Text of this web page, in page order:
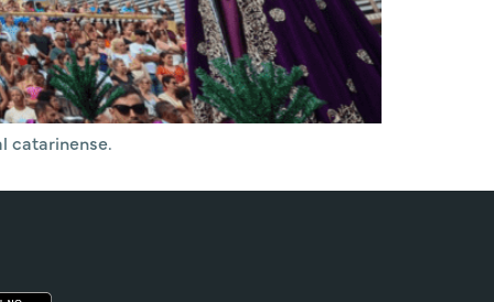
catarinense.